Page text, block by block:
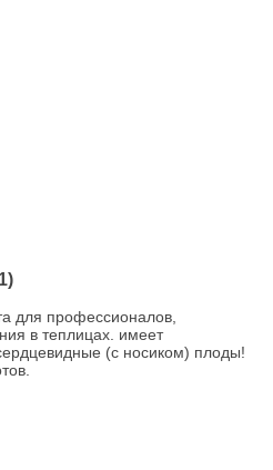
для профессионалов,
в теплицах. имеет
(с носиком) плоды!